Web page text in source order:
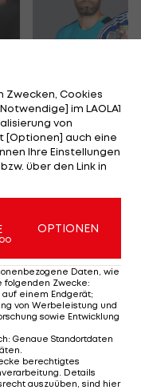
Die
Tormänner
Geschichte
Fußball
Zwecken, Cookies
im LAOLA1
von
[Optionen] auch eine
Ihre Einstellungen
über den Link in
OPTIONEN
Daten, wie
folgenden Zwecke:
einem Endgerät;
von Werbeleistung und
sowie Entwicklung
: Genaue Standortdaten
.
berechtigtes
Details
auszuüben, sind hier